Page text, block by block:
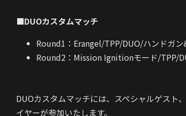
■DUOカスタムマッチ
Round1：Erangel/TPP/DUO/ハンドガ
Round2：Mission Ignitionモード/TPP/
DUOカスタムマッチには、スペシャルゲスト
イヤーが参加いたします。